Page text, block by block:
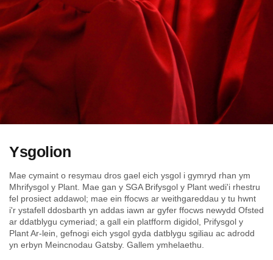
Ysgolion
Mae cymaint o resymau dros gael eich ysgol i gymryd rhan ym
Mhrifysgol y Plant. Mae gan y SGA Brifysgol y Plant wedi'i rhestru
fel prosiect addawol; mae ein ffocws ar weithgareddau y tu hwnt
i'r ystafell ddosbarth yn addas iawn ar gyfer ffocws newydd Ofsted
ar ddatblygu cymeriad; a gall ein platfform digidol, Prifysgol y
Plant Ar-lein, gefnogi eich ysgol gyda datblygu sgiliau ac adrodd
yn erbyn Meincnodau Gatsby. Gallem ymhelaethu.